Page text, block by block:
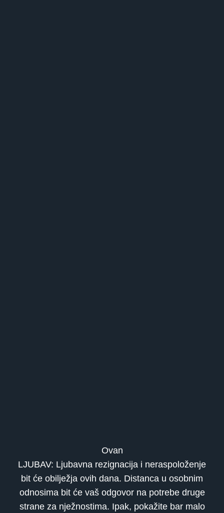
Ovan
LJUBAV: Ljubavna rezignacija i neraspoloženje
bit će obilježja ovih dana. Distanca u osobnim
odnosima bit će vaš odgovor na potrebe druge
strane za nježnostima. Ipak, pokažite bar malo